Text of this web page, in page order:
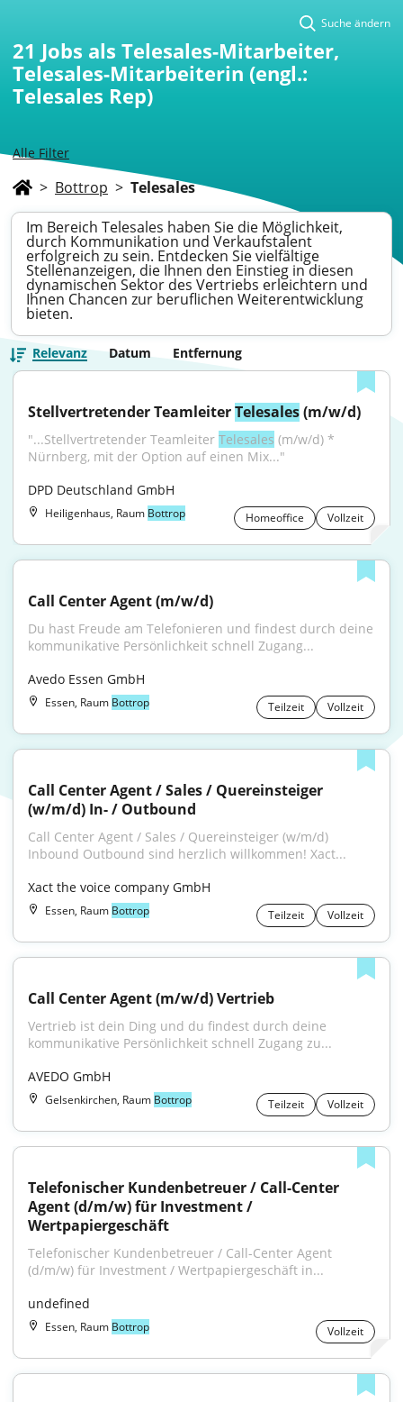
Alle Filter
Suche ändern
21 Jobs als Telesales-Mitarbeiter,
Telesales-Mitarbeiterin (engl.:
Telesales Rep)
> Bottrop > Telesales
Im Bereich Telesales haben Sie die Möglichkeit,
durch Kommunikation und Verkaufstalent
erfolgreich zu sein. Entdecken Sie vielfältige
Stellenanzeigen, die Ihnen den Einstieg in diesen
dynamischen Sektor des Vertriebs erleichtern und
Ihnen Chancen zur beruflichen Weiterentwicklung
bieten.
Relevanz Datum Entfernung
Stellvertretender Teamleiter Telesales (m/w/d)
"...Stellvertretender Teamleiter Telesales (m/w/d) *
Nürnberg, mit der Option auf einen Mix..."
DPD Deutschland GmbH
Heiligenhaus, Raum Bottrop Homeoffice Vollzeit
Call Center Agent (m/w/d)
Du hast Freude am Telefonieren und findest durch deine
kommunikative Persönlichkeit schnell Zugang...
Avedo Essen GmbH
Essen, Raum Bottrop Teilzeit Vollzeit
Call Center Agent / Sales / Quereinsteiger
(w/m/d) In- / Outbound
Call Center Agent / Sales / Quereinsteiger (w/m/d)
Inbound Outbound sind herzlich willkommen! Xact...
Xact the voice company GmbH
Essen, Raum Bottrop Teilzeit Vollzeit
Call Center Agent (m/w/d) Vertrieb
Vertrieb ist dein Ding und du findest durch deine
kommunikative Persönlichkeit schnell Zugang zu...
AVEDO GmbH
Gelsenkirchen, Raum Bottrop Teilzeit Vollzeit
Telefonischer Kundenbetreuer / Call-Center
Agent (d/m/w) für Investment /
Wertpapiergeschäft
Telefonischer Kundenbetreuer / Call-Center Agent
(d/m/w) für Investment / Wertpapiergeschäft in...
undefined
Essen, Raum Bottrop Vollzeit